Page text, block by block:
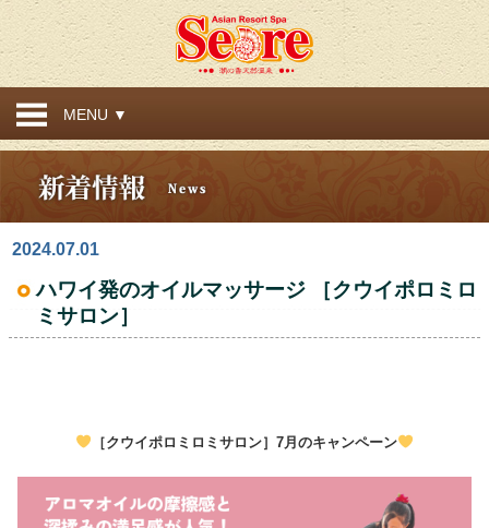
MENU ▼
2024.07.01
ハワイ発のオイルマッサージ ［クウイポロミロ
ミサロン］
［クウイポロミロミサロン］7月のキャンペーン